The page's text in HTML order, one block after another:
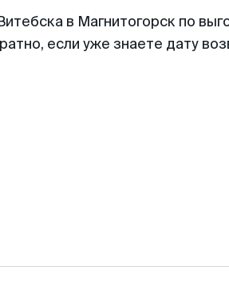
в Магнитогорск по
если уже знаете дату